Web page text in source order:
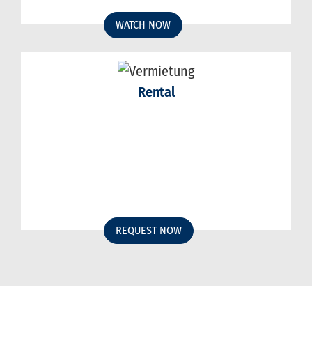
WATCH NOW
Rental
REQUEST NOW